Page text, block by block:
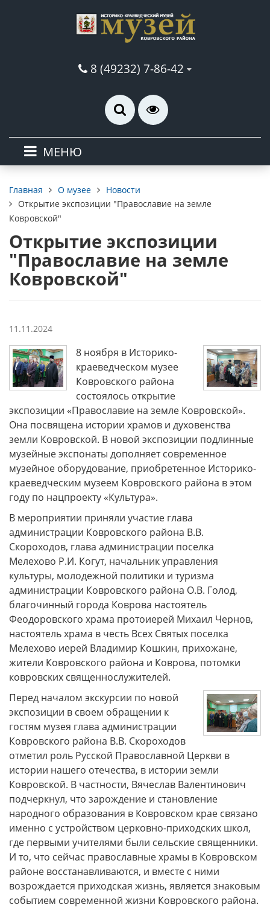
8 (49232) 7-86-42
МЕНЮ
Главная О музее
Новости
Открытие экспозиции "Православие на земле
Ковровской"
Открытие экспозиции
"Православие на земле
Ковровской"
11.11.2024
8 ноября в Историко-
краеведческом музее
Ковровского района
состоялось открытие
экспозиции «Православие на земле Ковровской».
Она посвящена истории храмов и духовенства
земли Ковровской. В новой экспозиции подлинные
музейные экспонаты дополняет современное
музейное оборудование, приобретенное Историко-
краеведческим музеем Ковровского района в этом
году по нацпроекту «Культура».
В мероприятии приняли участие глава
администрации Ковровского района В.В.
Скороходов, глава администрации поселка
Мелехово Р.И. Когут, начальник управления
культуры, молодежной политики и туризма
администрации Ковровского района О.В. Голод,
благочинный города Коврова настоятель
Феодоровского храма протоиерей Михаил Чернов,
настоятель храма в честь Всех Святых поселка
Мелехово иерей Владимир Кошкин, прихожане,
жители Ковровского района и Коврова, потомки
ковровских священнослужителей.
Перед началом экскурсии по новой
экспозиции в своем обращении к
гостям музея глава администрации
Ковровского района В.В. Скороходов
отметил роль Русской Православной Церкви в
истории нашего отечества, в истории земли
Ковровской. В частности, Вячеслав Валентинович
подчеркнул, что зарождение и становление
народного образования в Ковровском крае связано
именно с устройством церковно-приходских школ,
где первыми учителями были сельские священники.
И то, что сейчас православные храмы в Ковровском
районе восстанавливаются, и вместе с ними
возрождается приходская жизнь, является знаковым
событием современной жизни Ковровского района.